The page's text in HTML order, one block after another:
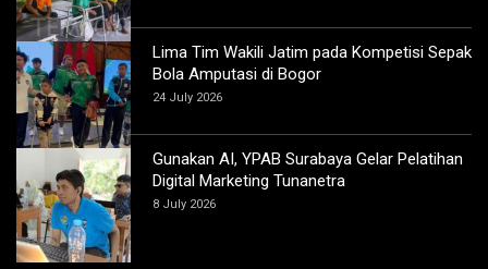
Lima Tim Wakili Jatim pada Kompetisi Sepak
Bola Amputasi di Bogor
24 July 2026
Gunakan AI, YPAB Surabaya Gelar Pelatihan
Digital Marketing Tunanetra
8 July 2026